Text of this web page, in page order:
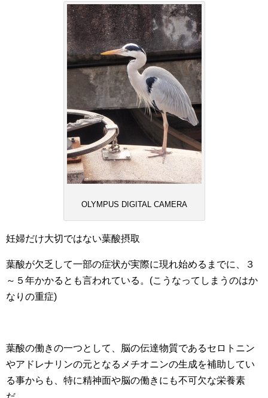
OLYMPUS DIGITAL CAMERA
妊婦だけ大切ではない葉酸摂取
葉酸が欠乏して一部の症状が実際に現れ始めるまでに、３
～５年かかるとも言われている。(こうなってしまうのはか
なりの重症)
葉酸の働きの一つとして、脳の伝達物質であるセロトニン
やアドレナリンの元となるメチオニンの生成を補助してい
る事からも、特に精神面や脳の働きにも不可欠な栄養素